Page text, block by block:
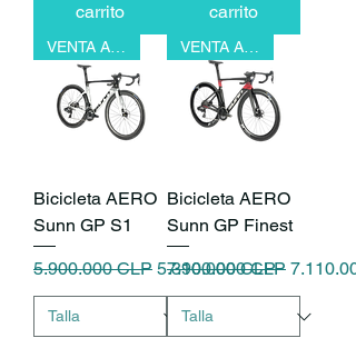
carrito
carrito
VENTA ANTICIPADA
Bicicleta AERO
Sunn GP S1
Precio
5.900.000 CLP Precio de oferta
5.310.000 CLP
VENTA ANTICIPADA
Bicicleta AERO
Sunn GP Finest
Precio
7.900.000 CLP Precio